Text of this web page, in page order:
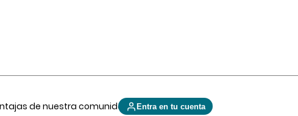
de nuestra comunidad Entra en tu cuenta